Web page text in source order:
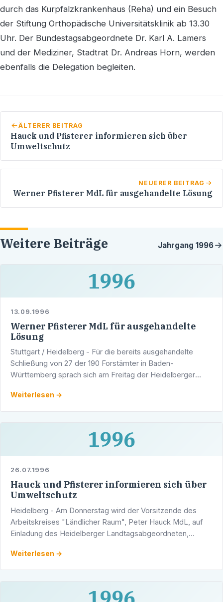
durch das Kurpfalzkrankenhaus (Reha) und ein Besuch
der Stiftung Orthopädische Universitätsklinik ab 13.30
Uhr. Der Bundestagsabgeordnete Dr. Karl A. Lamers
und der Mediziner, Stadtrat Dr. Andreas Horn, werden
ebenfalls die Delegation begleiten.
ÄLTERER BEITRAG
Hauck und Pfisterer informieren sich über
Umweltschutz
NEUERER BEITRAG
Werner Pfisterer MdL für ausgehandelte Lösung
Weitere Beiträge Jahrgang 1996
1996
13.09.1996
Werner Pfisterer MdL für ausgehandelte
Lösung
Stuttgart / Heidelberg - Für die bereits ausgehandelte
Schließung von 27 der 190 Forstämter in Baden-
Württemberg sprach sich am Freitag der Heidelberger
Gespräch im …
Weiterlesen →
1996
26.07.1996
Hauck und Pfisterer informieren sich über
Umweltschutz
Heidelberg - Am Donnerstag wird der Vorsitzende des
Arbeitskreises "Ländlicher Raum", Peter Hauck MdL, auf
Einladung des Heidelberger Landtagsabgeordneten,
Weiterlesen →